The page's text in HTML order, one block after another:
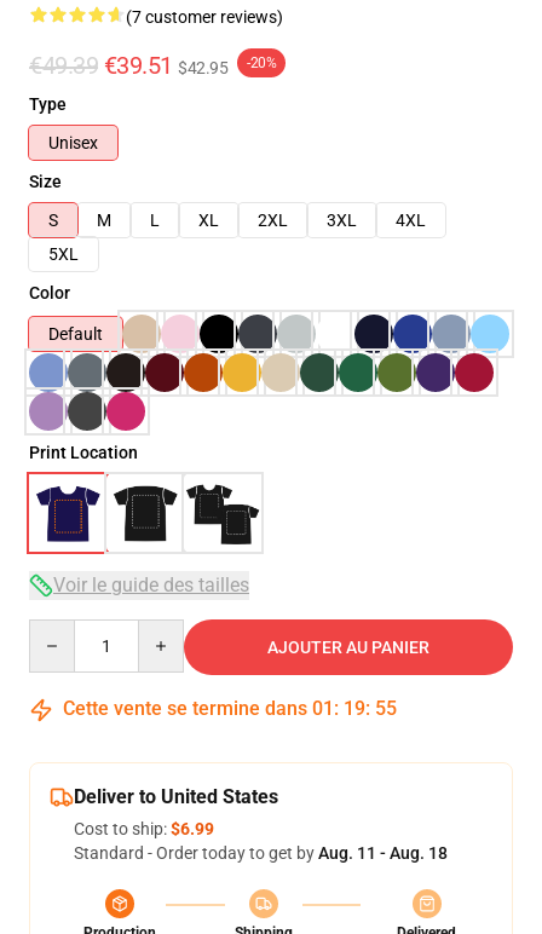
(7 customer reviews)
€49.39 €39.51 $42.95 -20%
Type
Unisex
Size
S
M L XL 2XL 3XL
4XL
5XL
Color
Default
Print Location
Voir le guide des tailles
AJOUTER AU PANIER
Cette vente se termine dans 01 : 19: 54
Deliver to United States
Cost to ship:$6.99
Standard - Order today to get byAug. 11 - Aug. 18